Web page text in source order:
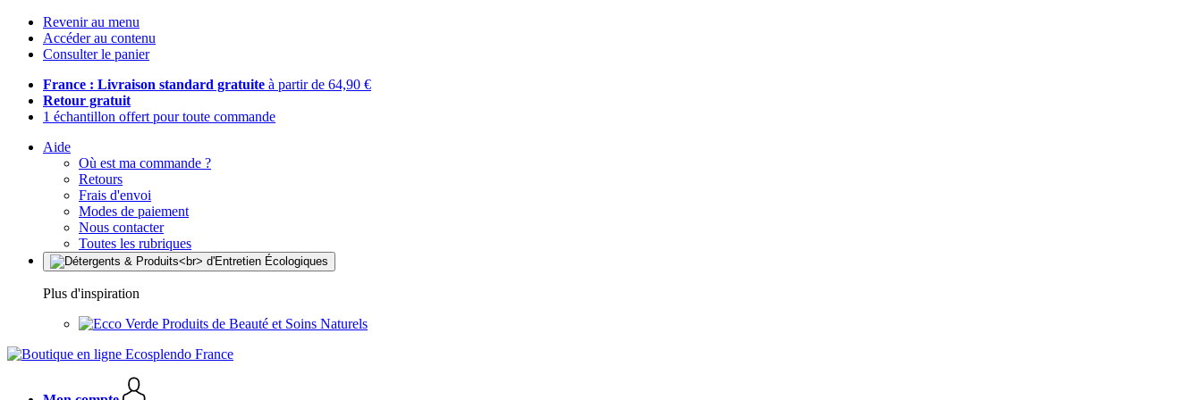
Revenir au menu
Accéder au contenu
Consulter le panier
France : Livraison standard gratuite à partir de 64,90 €
Retour gratuit
1 échantillon offert pour toute commande
Aide
Où est ma commande ?
Retours
Frais d'envoi
Modes de paiement
Nous contacter
Toutes les rubriques
Plus d'inspiration
Produits de Beauté et Soins Naturels